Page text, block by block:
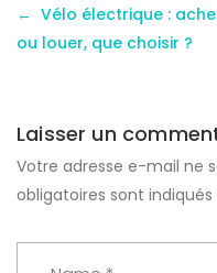
Vélo électrique :
ou louer, que choisir ?
Laisser un
Votre adresse e-mail ne
obligatoires sont